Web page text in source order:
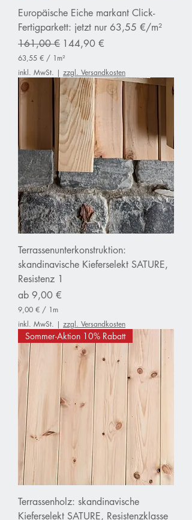
e
t
e
r
Europäische Eiche markant Click-
Fertigparkett: jetzt nur 63,55 €/m²
Standardpreis
161,00 € Sale-Preis
144,90 €
63,55 € / 1m²
6
3
r
o
1
Q
u
a
d
r
a
t
e
e
r
inkl. MwSt. | zzgl. Versandkosten
Terrassenunterkonstruktion:
skandinavische Kieferselekt SATURE,
Resistenz 1
ab 9,00 €
Sale-Preis
9,00 € / 1m
9
,
€
inkl. MwSt. | zzgl. Versandkosten
Sommer-Aktion 10% Rabatt
Terrassenholz: skandinavische
Kieferselekt SATURE, Resistenzklasse